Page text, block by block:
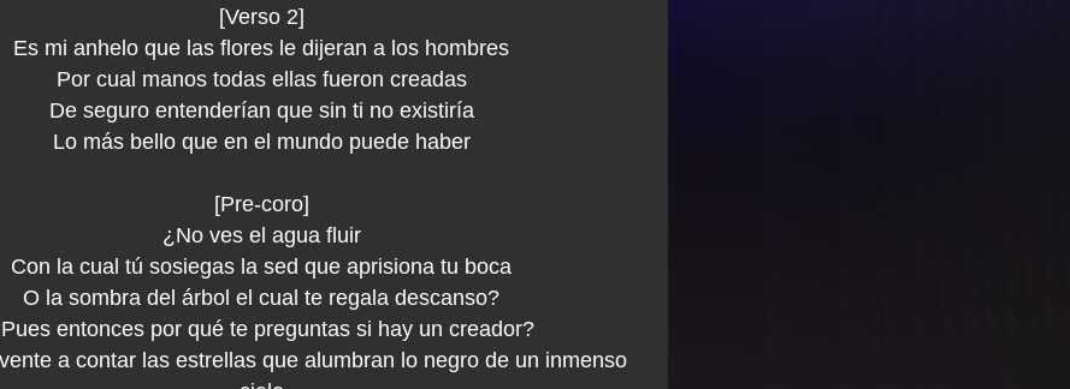
[Verso 2]
Es mi anhelo que las flores le dijeran a los hombres
Por cual manos todas ellas fueron creadas
De seguro entenderían que sin ti no existiría
Lo más bello que en el mundo puede haber
[Pre-coro]
¿No ves el agua fluir
Con la cual tú sosiegas la sed que aprisiona tu boca
O la sombra del árbol el cual te regala descanso?
entonces por qué te preguntas si hay un creador?
a contar las estrellas que alumbran lo negro de un inmenso